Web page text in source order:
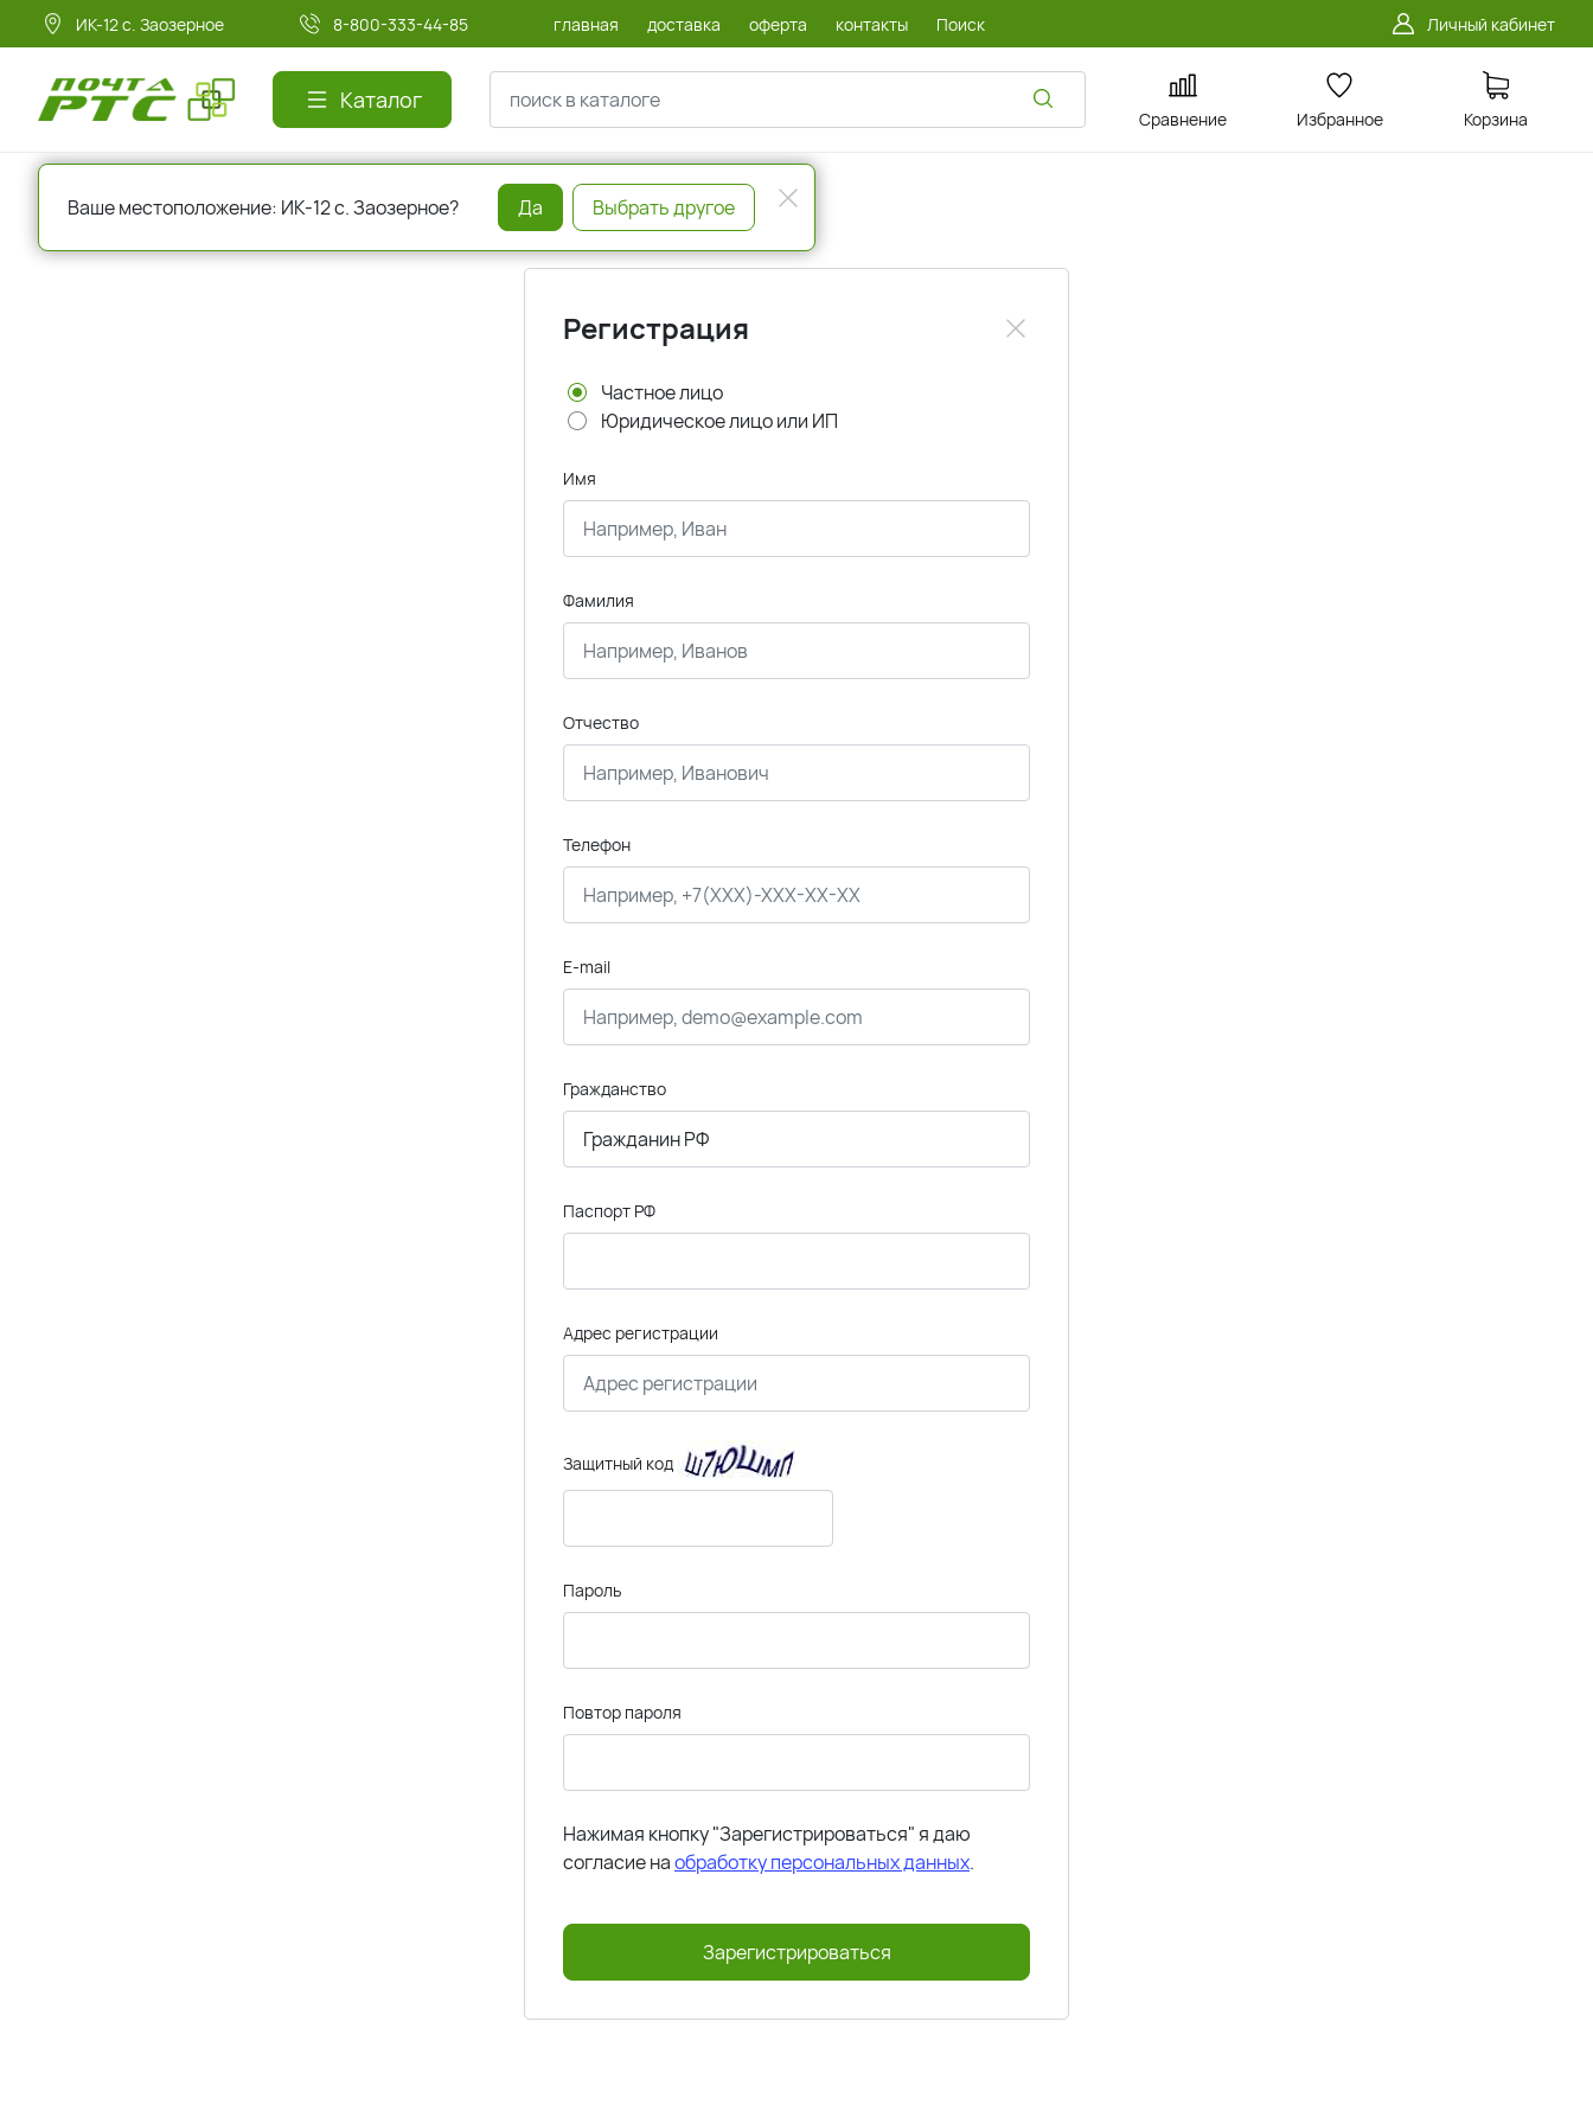
ИК-12 с. Заозерное 8-800-333-44-85 главная доставка оферта контакты Поиск Личный кабинет
Каталог
Сравнение Избранное Корзина
Регистрация
Частное лицо
Юридическое лицо или ИП
Имя
Фамилия
Отчество
Телефон
E-mail
Гражданство
Паспорт РФ
Адрес регистрации
Защитный код
Пароль
Повтор пароля
Нажимая кнопку "Зарегистрироваться" я даю
согласие наобработку персональных данных.
Зарегистрироваться
Ваше местоположение: ИК-12 с. Заозерное? Да Выбрать другое